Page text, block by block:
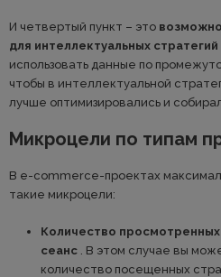
И четвертый пункт – это
для интеллектуальных стратегий
использовать данные по
чтобы в интеллектуальной
лучше оптимизировались и
Микроцели по типам
В е-commerce-проектах
такие микроцели:
Количество
сеанс
. В этом случае вы
количество посещенных